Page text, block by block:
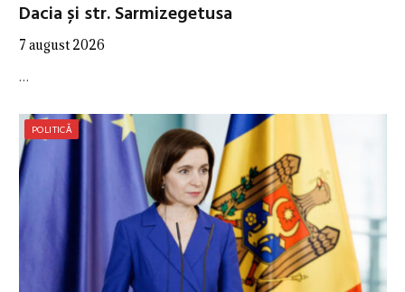
Dacia și str. Sarmizegetusa
7 august 2026
…
POLITICĂ